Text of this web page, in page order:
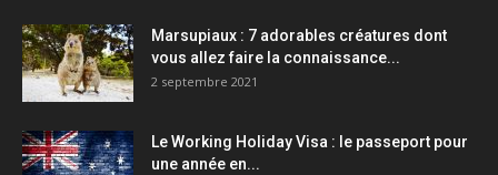
Marsupiaux : 7 adorables créatures dont
vous allez faire la connaissance...
2 septembre 2021
Le Working Holiday Visa : le passeport pour
une année en...